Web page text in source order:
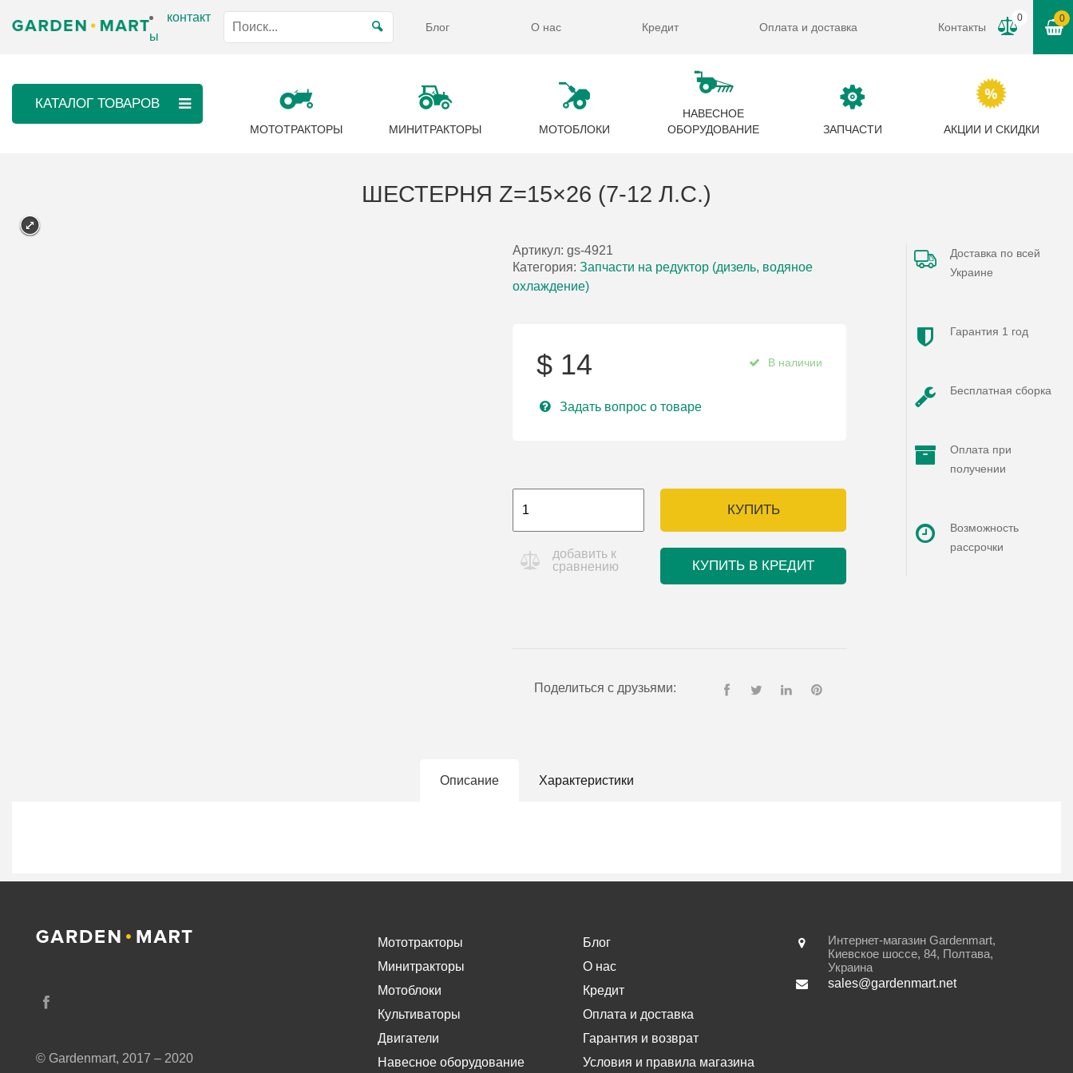
контакт
ы
Блог О нас Кредит Оплата и доставка Контакты
0 0
КАТАЛОГ ТОВАРОВ
МОТОТРАКТОРЫ МИНИТРАКТОРЫ МОТОБЛОКИ
НАВЕСНОЕ
ОБОРУДОВАНИЕ
ЗАПЧАСТИ АКЦИИ И СКИДКИ
ШЕСТЕРНЯ Z=15×26 (7-12 Л.С.)
Артикул:gs-4921
Категория:Запчасти на редуктор (дизель, водяное
охлаждение)
$ 14 В наличии
Задать вопрос о товаре
КУПИТЬ
добавить к
сравнению
КУПИТЬ В КРЕДИТ
Поделиться с друзьями:
Доставка по всей
Украине
Гарантия 1 год
Бесплатная сборка
Оплата при
получении
Возможность
рассрочки
Описание Характеристики
© Gardenmart, 2017 – 2020
Мототракторы
Минитракторы
Мотоблоки
Культиваторы
Двигатели
Навесное оборудование
Блог
О нас
Кредит
Оплата и доставка
Гарантия и возврат
Условия и правила магазина
Интернет-магазин Gardenmart,
Киевское шоссе, 84, Полтава,
Украина
sales@gardenmart.net